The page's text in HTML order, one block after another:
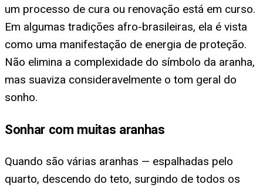
um processo de cura ou renovação está em curso.
Em algumas tradições afro-brasileiras, ela é vista
como uma manifestação de energia de proteção.
Não elimina a complexidade do símbolo da aranha,
mas suaviza consideravelmente o tom geral do
sonho.
Sonhar com muitas aranhas
Quando são várias aranhas — espalhadas pelo
quarto, descendo do teto, surgindo de todos os